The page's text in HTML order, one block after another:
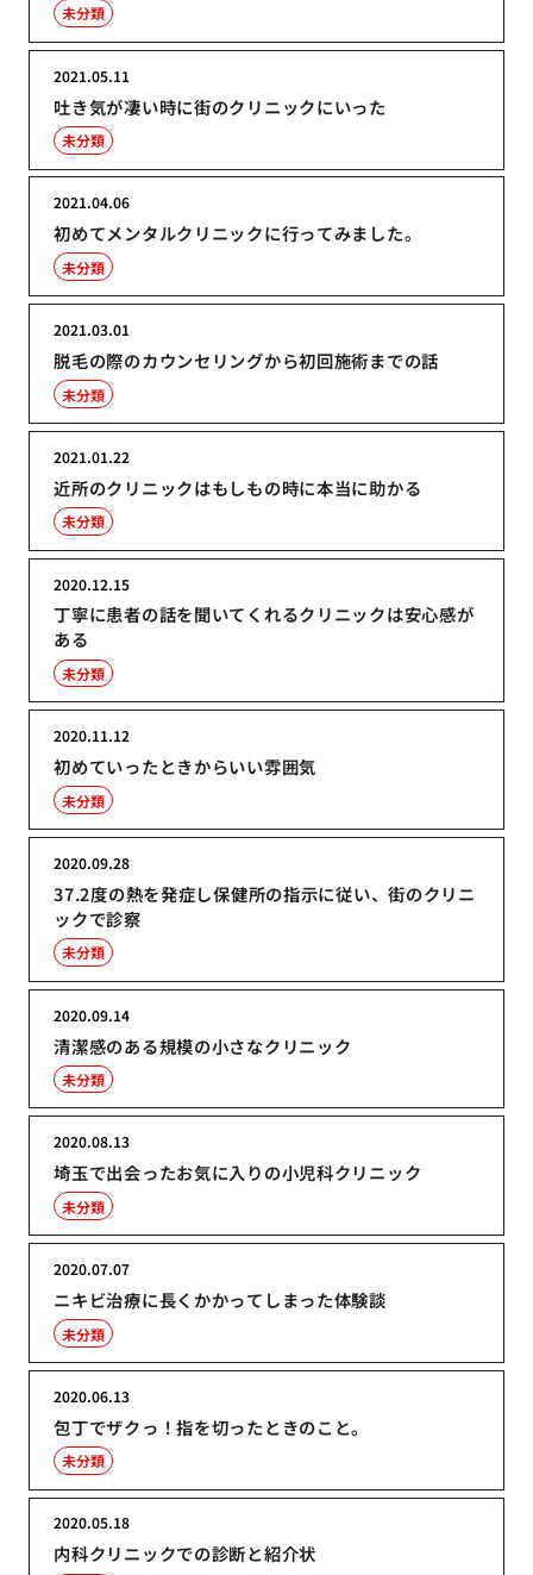
未分類
吐き気が凄い時に街のクリニックにいった
2021.05.11
未分類
初めてメンタルクリニックに行ってみました。
2021.04.06
未分類
脱毛の際のカウンセリングから初回施術までの話
2021.03.01
未分類
近所のクリニックはもしもの時に本当に助かる
2021.01.22
未分類
丁寧に患者の話を聞いてくれるクリニックは安心感が
ある
2020.12.15
未分類
初めていったときからいい雰囲気
2020.11.12
未分類
37.2度の熱を発症し保健所の指示に従い、街のクリニ
ックで診察
2020.09.28
未分類
清潔感のある規模の小さなクリニック
2020.09.14
未分類
埼玉で出会ったお気に入りの小児科クリニック
2020.08.13
未分類
ニキビ治療に長くかかってしまった体験談
2020.07.07
未分類
包丁でザクっ！指を切ったときのこと。
2020.06.13
未分類
内科クリニックでの診断と紹介状
2020.05.18